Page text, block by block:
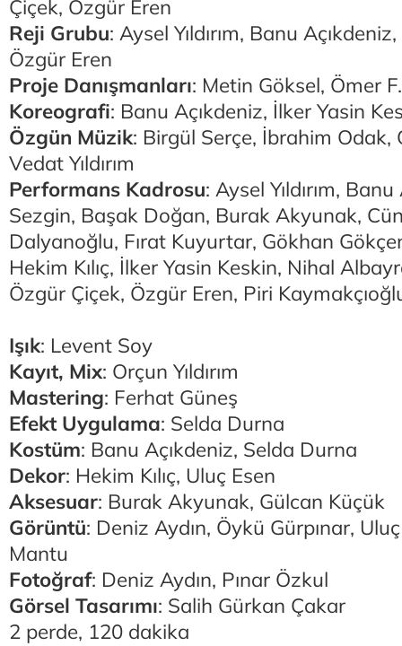
Çiçek, Özgür Eren
Reji Grubu: Aysel Yıldırım, Banu
Özgür Eren
Proje Danışmanları: Metin Göksel, Ömer
Koreografi: Banu Açıkdeniz, İlker Yasin
Özgün Müzik: Birgül Serçe, İbrahim Odak,
Vedat Yıldırım
Performans Kadrosu: Aysel Yıldırım,
Sezgin, Başak Doğan, Burak Akyunak,
Dalyanoğlu, Fırat Kuyurtar, Gökhan
Hekim Kılıç, İlker Yasin Keskin, Nihal
Özgür Çiçek, Özgür Eren, Piri
Işık: Levent Soy
Kayıt, Mix: Orçun Yıldırım
Mastering: Ferhat Güneş
Efekt Uygulama: Selda Durna
Kostüm: Banu Açıkdeniz, Selda Durna
Dekor: Hekim Kılıç, Uluç Esen
Aksesuar: Burak Akyunak, Gülcan Küçük
Görüntü: Deniz Aydın, Öykü Gürpınar,
Mantu
Fotoğraf: Deniz Aydın, Pınar Özkul
Görsel Tasarımı: Salih Gürkan Çakar
2 perde, 120 dakika